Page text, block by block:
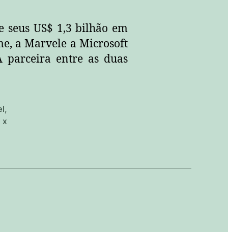
US$ 1,3 bilhão em
a Marvele a Microsoft
parceira entre as duas
,
x